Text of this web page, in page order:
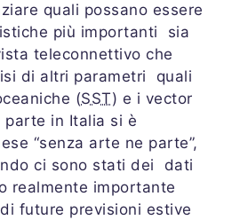
quali possano essere
più importanti sia
teleconnettivo che
di altri parametri quali
(SST) e i vector
in Italia si è
“senza arte ne parte”,
ci sono stati dei dati
realmente importante
future previsioni estive